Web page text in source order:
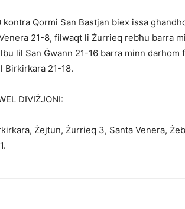
Qormi San Bastjan biex issa
21-8, filwaqt li Żurrieq rebħu barra
lil San Ġwann 21-16 barra minn darhom
Birkirkara 21-18.
DIVIŻJONI:
Żejtun, Żurrieq 3, Santa Venera,